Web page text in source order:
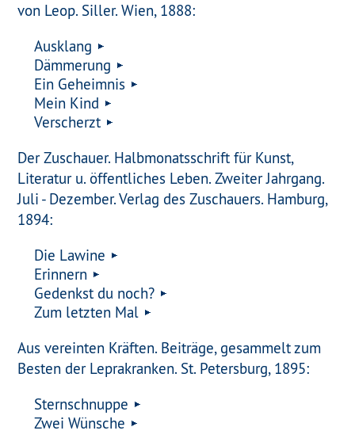
von Leop. Siller. Wien, 1888:
Ausklang
Dämmerung
Ein Geheimnis
Mein Kind
Verscherzt
Der Zuschauer. Halbmonatsschrift für Kunst,
Literatur u. öffentliches Leben. Zweiter Jahrgang.
Juli - Dezember. Verlag des Zuschauers. Hamburg,
1894:
Die Lawine
Erinnern
Gedenkst du noch?
Zum letzten Mal
Aus vereinten Kräften. Beiträge, gesammelt zum
Besten der Leprakranken. St. Petersburg, 1895:
Sternschnuppe
Zwei Wünsche